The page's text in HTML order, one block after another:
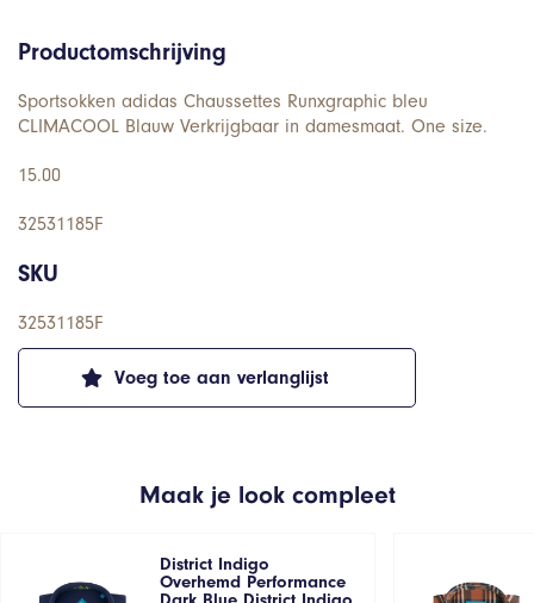
Voeg toe aan verlanglijst
Productomschrijving
Sportsokken adidas Chaussettes Runxgraphic bleu
CLIMACOOL Blauw Verkrijgbaar in damesmaat. One size.
15.00
32531185F
SKU
32531185F
Maak je look compleet
District Indigo
Overhemd Performance